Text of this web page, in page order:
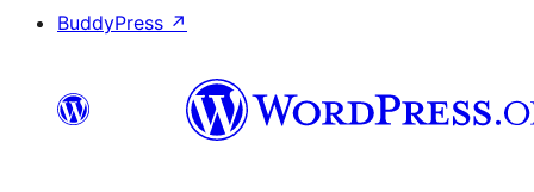
BuddyPress ↗